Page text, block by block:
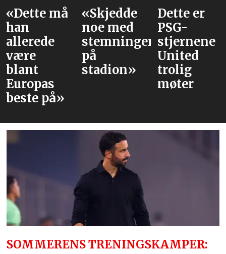
må
på»
«Skjedde
noe med
stemningen
stadion»
Dette er
PSG-
stjernene
United
trolig
møter
SOMMERENS TRENINGSKAMPER: